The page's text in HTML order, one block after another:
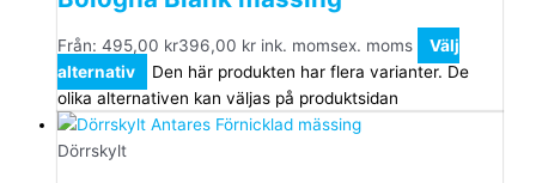
Från: 495,00 kr396,00 kr ink. momsex. moms
Välj
alternativ
Den här produkten har flera varianter. De
olika alternativen kan väljas på produktsidan
Dörrskylt